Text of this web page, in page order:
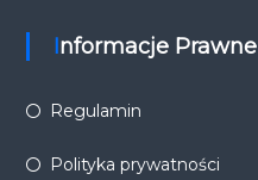
Informacje Prawne
Regulamin
Polityka prywatności